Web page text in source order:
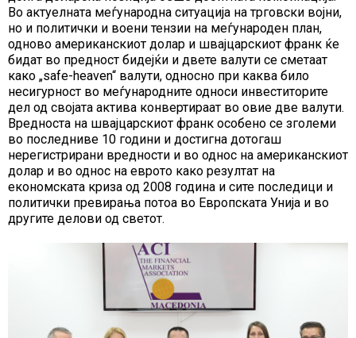
Во актуелната меѓународна ситуација на трговски војни,
но и политички и воени тензии на меѓународен план,
одново американскиот долар и швајцарскиот франк ќе
бидат во предност бидејќи и двете валути се сметаат
како „safe-heaven“ валути, односно при каква било
несигурност во меѓународните односи инвеститорите
дел од својата актива конвертираат во овие две валути.
Вредноста на швајцарскиот франк особено се зголеми
во последниве 10 години и достигна дотогаш
нерегистрирани вредности и во однос на американскиот
долар и во однос на еврото како резултат на
економската криза од 2008 година и сите последици и
политички превирања потоа во Европската Унија и во
другите делови од светот.